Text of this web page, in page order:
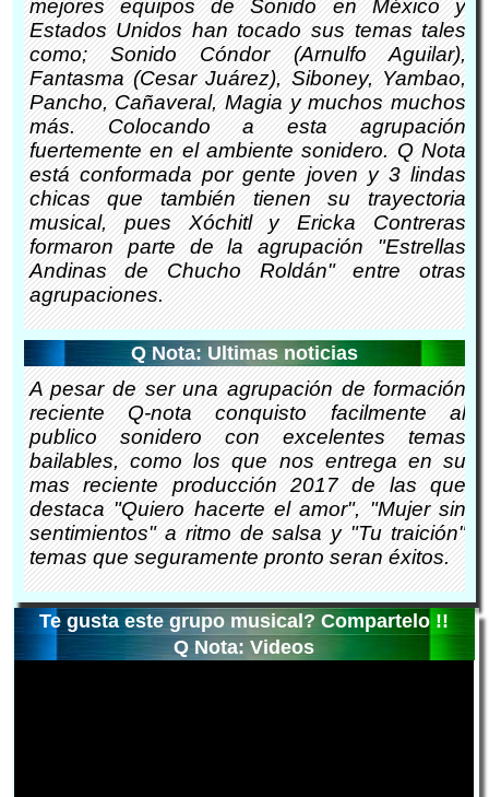
mejores equipos de Sonido en México y
Estados Unidos han tocado sus temas tales
como; Sonido Cóndor (Arnulfo Aguilar),
Fantasma (Cesar Juárez), Siboney, Yambao,
Pancho, Cañaveral, Magia y muchos muchos
más. Colocando a esta agrupación
fuertemente en el ambiente sonidero. Q Nota
está conformada por gente joven y 3 lindas
chicas que también tienen su trayectoria
musical, pues Xóchitl y Ericka Contreras
formaron parte de la agrupación "Estrellas
Andinas de Chucho Roldán" entre otras
agrupaciones.
Q Nota: Ultimas noticias
A pesar de ser una agrupación de formación
reciente Q-nota conquisto facilmente al
publico sonidero con excelentes temas
bailables, como los que nos entrega en su
mas reciente producción 2017 de las que
destaca "Quiero hacerte el amor", "Mujer sin
sentimientos" a ritmo de salsa y "Tu traición"
temas que seguramente pronto seran éxitos.
Te gusta este grupo musical? Compartelo !!
Q Nota: Videos